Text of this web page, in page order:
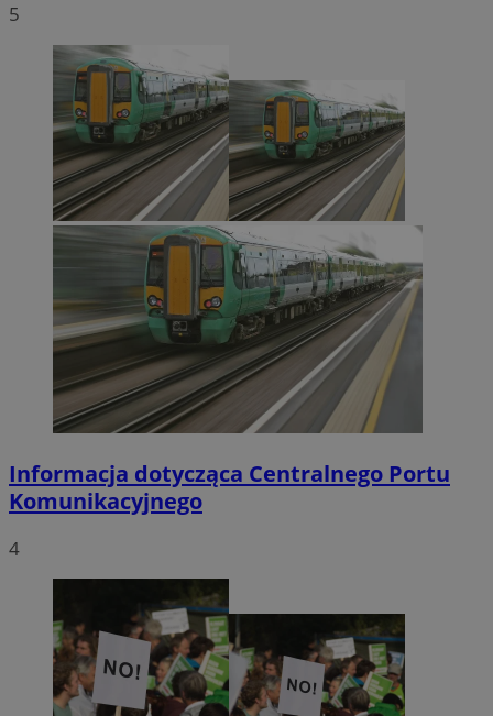
5
Informacja dotycząca Centralnego Portu
Komunikacyjnego
4